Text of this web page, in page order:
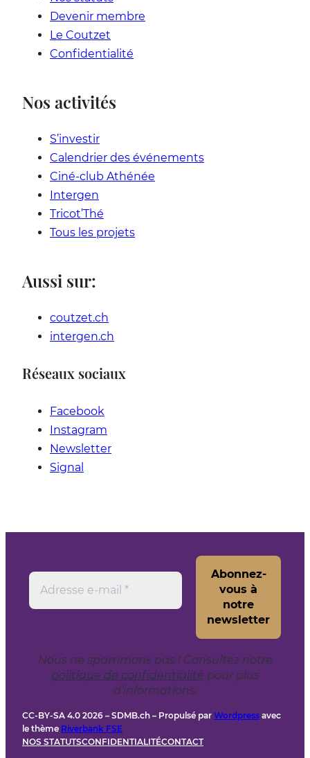
Devenir membre
Le Coutzet
Confidentialité
Nos activités
S’investir
Calendrier des événements
Ciné-club Athénée
Intergen
Tricot’Thé
Tous les projets
Aussi sur:
coutzet.ch
intergen.ch
Réseaux sociaux
Facebook
Instagram
Newsletter
Signal
Nous ne spammons pas ! Consultez notre
politique de confidentialité pour plus
d’informations.
CC-BY-SA 4.0 2026 – SDMB.ch – Propulsé par Wordpress avec
le thème Riverbank FSE
NOS STATUTSCONFIDENTIALITÉCONTACT